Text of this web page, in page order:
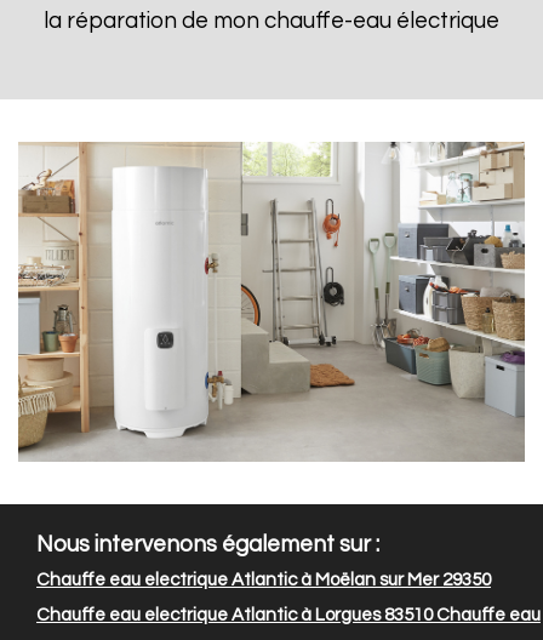
la réparation de mon chauffe-eau électrique
Nous intervenons également sur :
Chauffe eau electrique Atlantic à Moëlan sur Mer 29350
Chauffe eau electrique Atlantic à Lorgues 83510Chauffe eau